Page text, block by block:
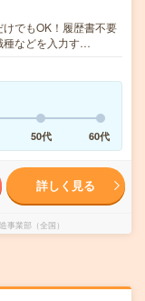
でもOK！履歴書不要
種などを入力す…
50代 60代
詳しく見る
業部（全国）